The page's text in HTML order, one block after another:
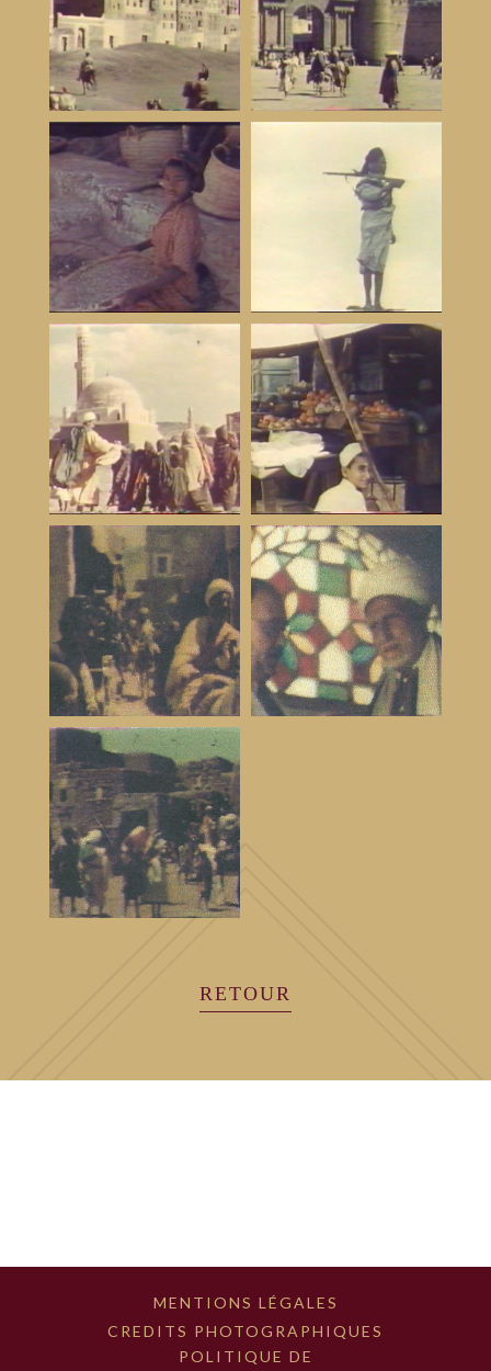
RETOUR
MENTIONS LÉGALES
CREDITS PHOTOGRAPHIQUES
POLITIQUE DE